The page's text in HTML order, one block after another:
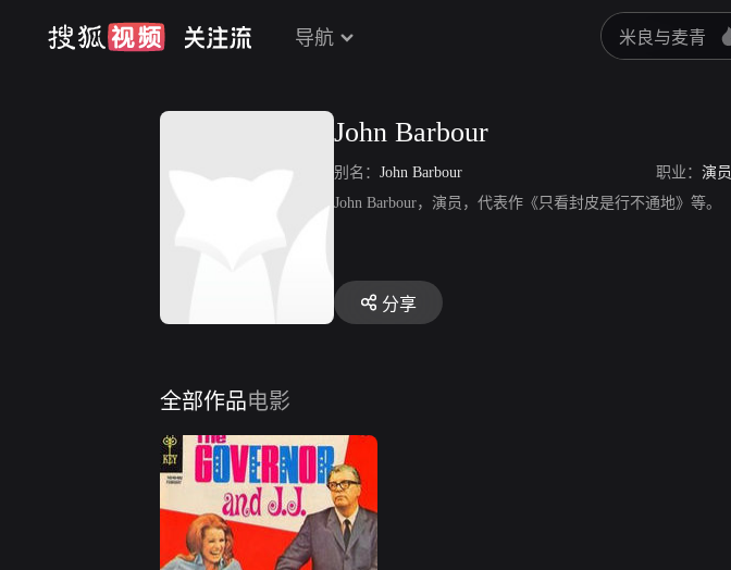
导航
John Barbour
别名： John Barbour 职业： 演员
John Barbour，演员，代表作《只看封皮是行不通地》等。
分享
全部作品电影